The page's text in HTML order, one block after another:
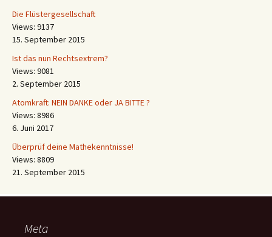
Die Flüstergesellschaft
Views: 9137
15. September 2015
Ist das nun Rechtsextrem?
Views: 9081
2. September 2015
Atomkraft: NEIN DANKE oder JA BITTE ?
Views: 8986
6. Juni 2017
Überprüf deine Mathekenntnisse!
Views: 8809
21. September 2015
Meta